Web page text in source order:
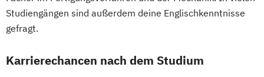
Regenerative Energiesysteme &
Softwaretechnik & Digitaler Systembau
Studiengängen sind außerdem deine Englischkenntnisse
gefragt.
Karrierechancen nach dem Studium